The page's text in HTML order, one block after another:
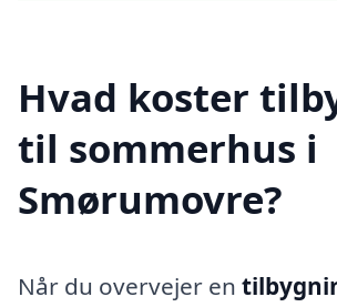
Hvad koster
til sommerhus i
Smørumovre?
Når du overvejer en